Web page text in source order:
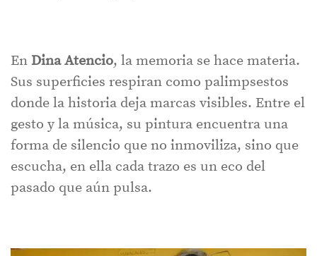
En Dina Atencio, la memoria se hace materia.
Sus superficies respiran como palimpsestos
donde la historia deja marcas visibles. Entre el
gesto y la música, su pintura encuentra una
forma de silencio que no inmoviliza, sino que
escucha, en ella cada trazo es un eco del
pasado que aún pulsa.